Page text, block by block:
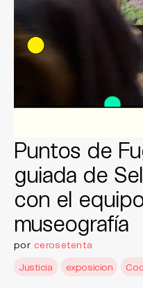
Puntos de
guiada de
con el
museografía
por cerosetenta
Justicia
exposicion